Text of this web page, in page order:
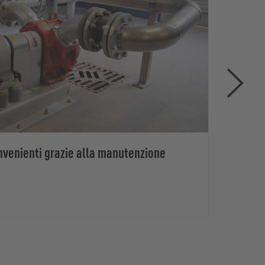
grazie alla manutenzione